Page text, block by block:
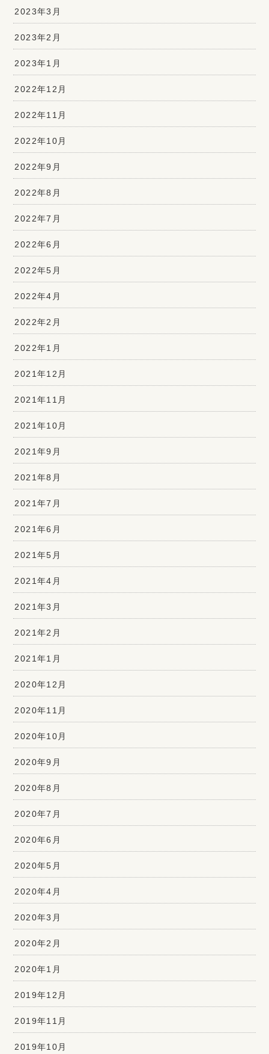
2023年3月
2023年2月
2023年1月
2022年12月
2022年11月
2022年10月
2022年9月
2022年8月
2022年7月
2022年6月
2022年5月
2022年4月
2022年2月
2022年1月
2021年12月
2021年11月
2021年10月
2021年9月
2021年8月
2021年7月
2021年6月
2021年5月
2021年4月
2021年3月
2021年2月
2021年1月
2020年12月
2020年11月
2020年10月
2020年9月
2020年8月
2020年7月
2020年6月
2020年5月
2020年4月
2020年3月
2020年2月
2020年1月
2019年12月
2019年11月
2019年10月